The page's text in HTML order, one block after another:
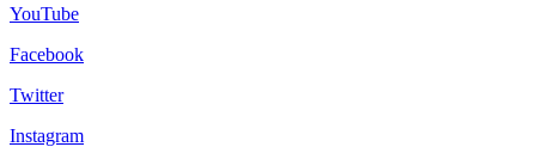
YouTube
Facebook
Twitter
Instagram